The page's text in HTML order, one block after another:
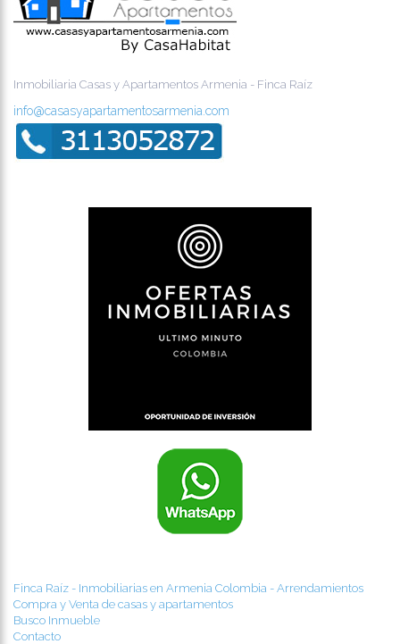
Inmobiliaria Casas y Apartamentos Armenia - Finca Raíz
info@casasyapartamentosarmenia.com
Finca Raíz - Inmobiliarias en Armenia Colombia - Arrendamientos
Compra y Venta de casas y apartamentos
Busco Inmueble
Contacto